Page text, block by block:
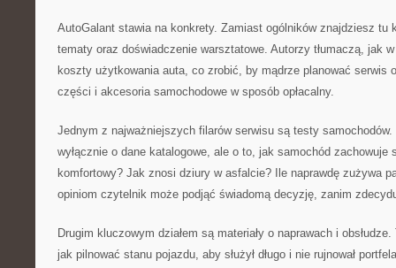
AutoGalant stawia na konkrety. Zamiast ogólników znajdziesz tu
tematy oraz doświadczenie warsztatowe. Autorzy tłumaczą, jak
koszty użytkowania auta, co zrobić, by mądrze planować serwis
części i akcesoria samochodowe w sposób opłacalny.
Jednym z najważniejszych filarów serwisu są testy
wyłącznie o dane katalogowe, ale o to, jak samochód zachowuje
komfortowy? Jak znosi dziury w asfalcie? Ile naprawdę zużywa
opiniom czytelnik może podjąć świadomą decyzję, zanim
Drugim kluczowym działem są materiały o naprawach i
jak pilnować stanu pojazdu, aby służył długo i nie rujnował